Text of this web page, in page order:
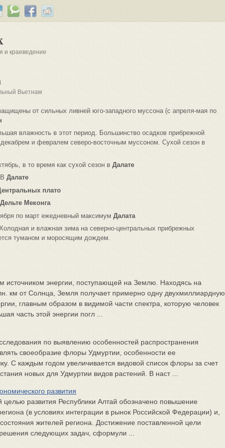
и краеведение
Вьетнам
от сильных ливней юго-западного муссона (c апреля-мая по
влажность в этот период. Большинство осадков прибрежной
и февралем северо-восточным муссоном. Сухой сезон в
в то время как сухой сезон в Далате
Далате
плато
Дельте Меконга
по март ежедневный максимум Далата
и влажная зима на северно-центральных прибрежных
туманом и моросящим дождем.
источником энергии, поступающей на Землю. Находясь на
км от Солнца, Земля получает примерно одну двухмиллиардную
главным образом в видимой части спектра, которую человек
часть этой энергии погл ...
по выявлению особенностей распространения
своеобразие флоры Удмуртии, особенности ее
С каждым годом увеличивается видовой список флоры за счет
новых для Удмуртии видов растений. В наст ...
развития
целью развития Республики Алтай обозначено повышение
(в условиях интеграции в рынок Российской Федерации) и,
жителей региона. Достижение поставленной цели
следующих задач, сформули ...